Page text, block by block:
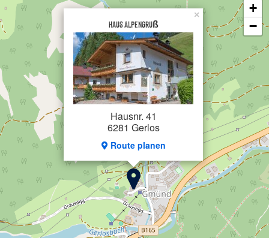
Haus Alpengruß
Hausnr. 41
6281 Gerlos
Route planen
×
+
−